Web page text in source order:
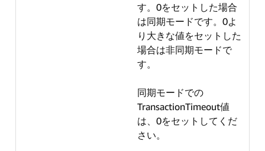
す。0をセットした場合
は同期モードです。0よ
り大きな値をセットした
場合は非同期モードで
す。
同期モードでの
TransactionTimeout値
は、0をセットしてくだ
さい。